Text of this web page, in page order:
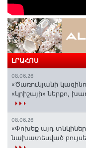
ԼՐԱՀՈՍ
08.06.26
«Ծառուկյանի
«կրիշայի» ներքո,
08.06.26
«Փոխեք այդ
նախատեսված